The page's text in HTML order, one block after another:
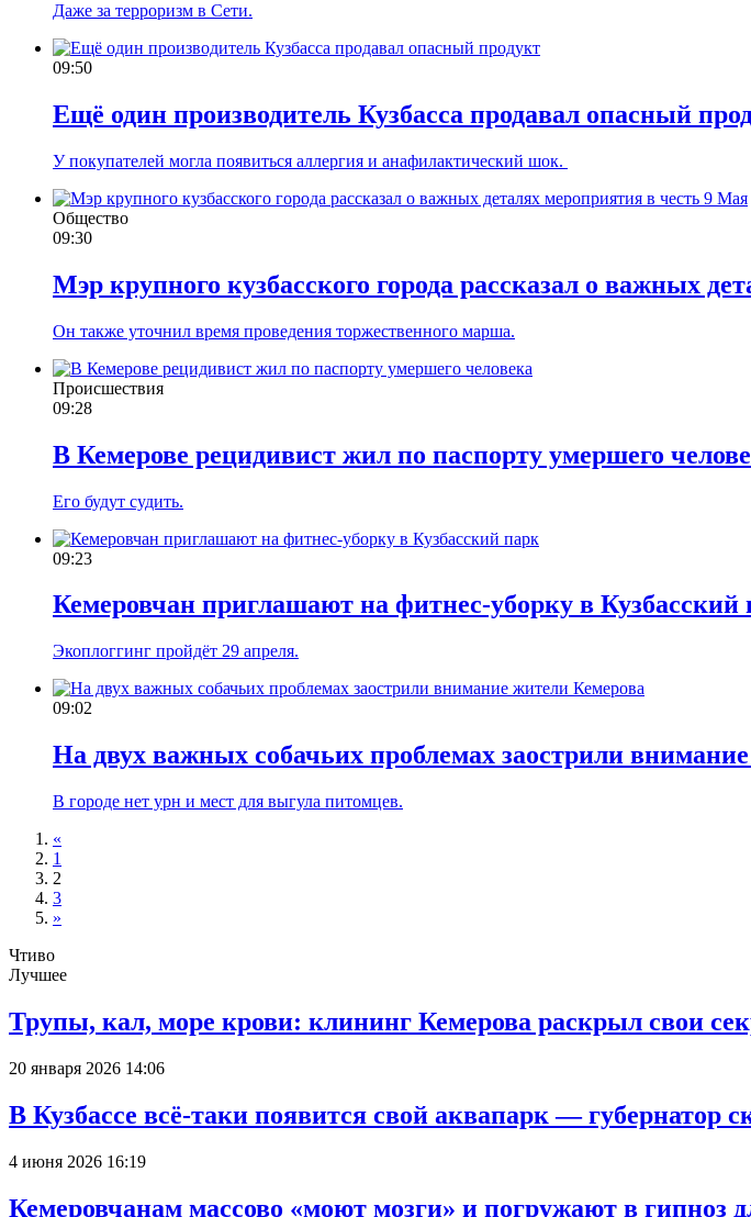
Даже за терроризм в Сети.
09:50
Ещё один производитель Кузбасса продавал опасный
У покупателей могла появиться аллергия и анафилактический шок.
Общество
09:30
Мэр крупного кузбасского города рассказал о важных
Он также уточнил время проведения торжественного марша.
Происшествия
09:28
В Кемерове рецидивист жил по паспорту умершего
Его будут судить.
09:23
Кемеровчан приглашают на фитнес-уборку в Кузбасский
Экоплоггинг пройдёт 29 апреля.
09:02
На двух важных собачьих проблемах заострили
В городе нет урн и мест для выгула питомцев.
«
1
2
3
»
Чтиво
Лучшее
Трупы, кал, море крови: клининг Кемерова раскрыл свои
20 января 2026 14:06
В Кузбассе всё-таки появится свой аквапарк — губернатор
4 июня 2026 16:19
Кемеровчанам массово «моют мозги» и погружают в гипноз